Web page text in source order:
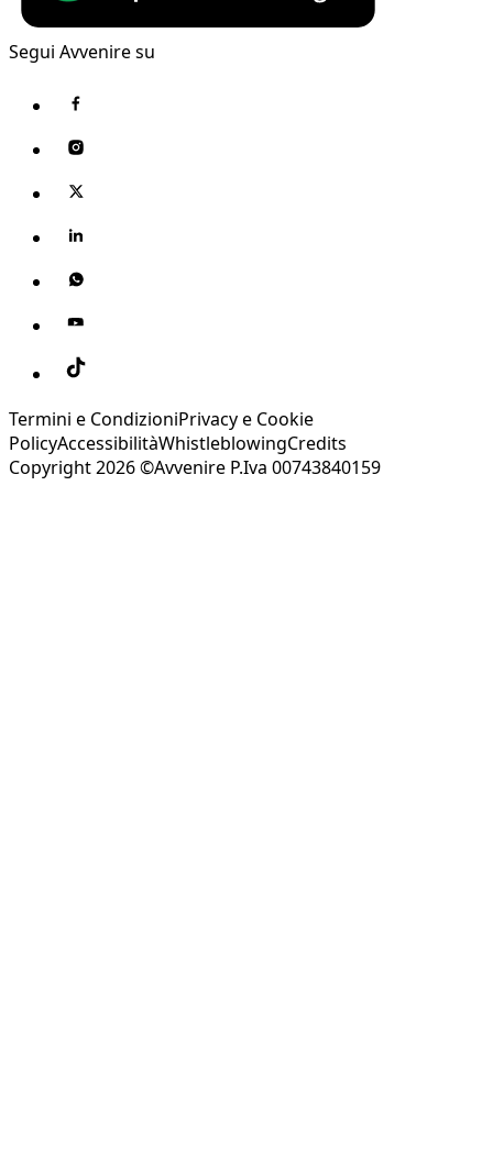
Segui Avvenire su
Termini e CondizioniPrivacy e Cookie
PolicyAccessibilitàWhistleblowingCredits
Copyright 2026 ©Avvenire P.Iva 00743840159